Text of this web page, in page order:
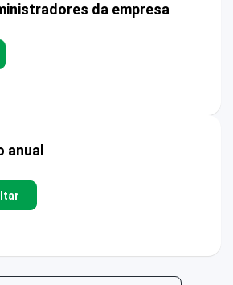
da empresa
anual